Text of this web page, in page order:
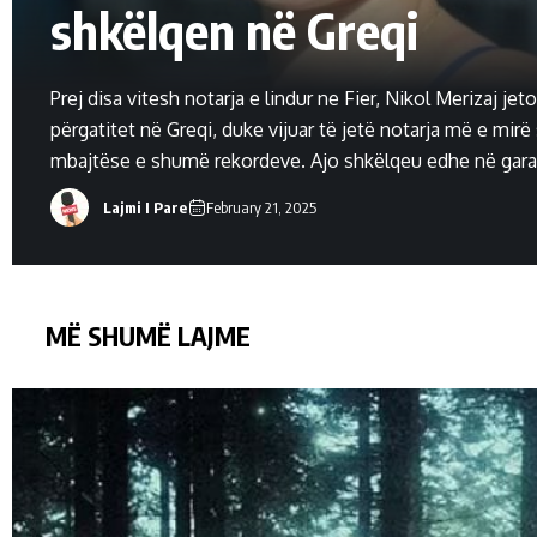
shkëlqen në Greqi
Prej disa vitesh notarja e lindur ne Fier, Nikol Merizaj
përgatitet në Greqi, duke vijuar të jetë notarja më e mirë
mbajtëse e shumë rekordeve. Ajo shkëlqeu edhe në
pak ditë më parë në Selanik, me tri rekorde të reja
Megjithatë edhe pse rezultatet janë “top”, notarja […]
Lajmi I Pare February 21, 2025
MË SHUMË LAJME